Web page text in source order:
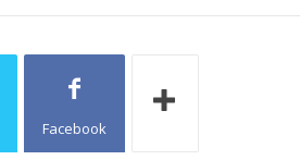
Facebook